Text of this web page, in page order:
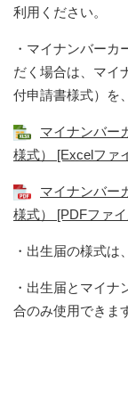
利用ください。
・マイナンバーカ
だく場合は、マイ
付申請書様式）を
マイナンバー
様式） [Excelファ
マイナンバー
様式） [PDFファ
・出生届の様式は、
・出生届とマイ
合のみ使用できま